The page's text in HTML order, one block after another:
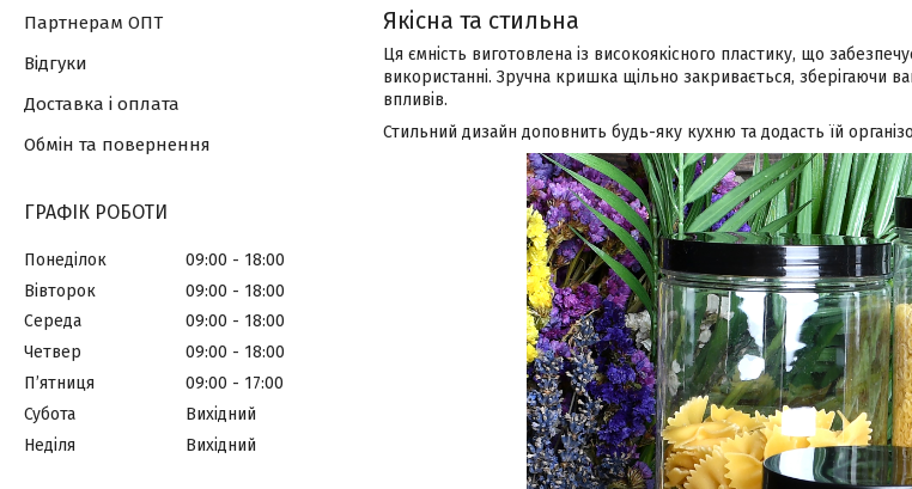
Якісна та стильна
Ця ємність виготовлена із високоякісного пластику, що
використанні. Зручна кришка щільно закривається, зберігаючи
впливів.
Стильний дизайн доповнить будь-яку кухню та додасть їй
Партнерам ОПТ
Відгуки
Доставка і оплата
Обмін та повернення
ГРАФІК РОБОТИ
Понеділок 09:00
18:00
Вівторок
09:00
18:00
Середа
09:00
18:00
Четвер
09:00
18:00
Пʼятниця
09:00
17:00
Субота
Вихідний
Неділя
Вихідний